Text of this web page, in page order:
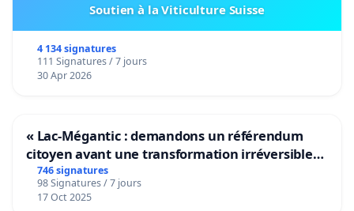
Soutien à la Viticulture Suisse
4 134 signatures
111 Signatures / 7 jours
30 Apr 2026
« Lac-Mégantic : demandons un référendum
citoyen avant une transformation irréversible
de notre territoire »
746 signatures
98 Signatures / 7 jours
17 Oct 2025